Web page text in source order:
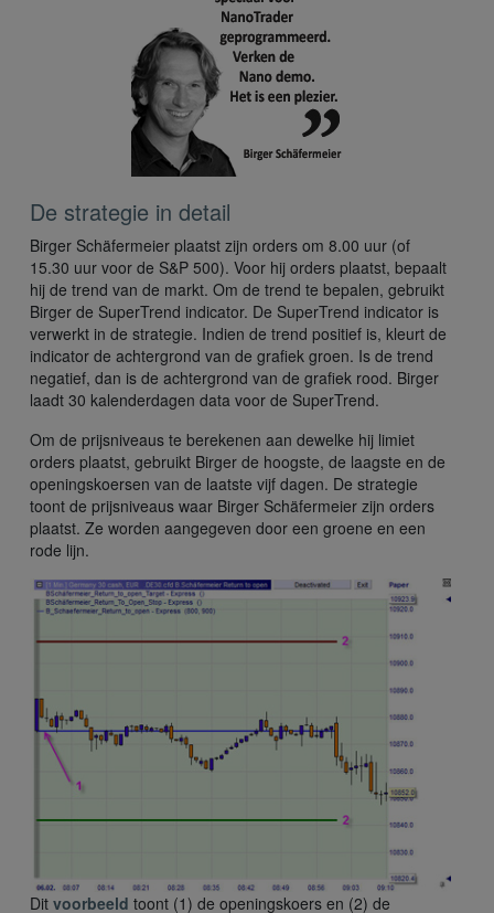
De strategie in detail
Birger Schäfermeier plaatst zijn orders om 8.00 uur (of
15.30 uur voor de S&P 500). Voor hij orders plaatst, bepaalt
hij de trend van de markt. Om de trend te bepalen, gebruikt
Birger de SuperTrend indicator. De SuperTrend indicator is
verwerkt in de strategie. Indien de trend positief is, kleurt de
indicator de achtergrond van de grafiek groen. Is de trend
negatief, dan is de achtergrond van de grafiek rood. Birger
laadt 30 kalenderdagen data voor de SuperTrend.
Om de prijsniveaus te berekenen aan dewelke hij limiet
orders plaatst, gebruikt Birger de hoogste, de laagste en de
openingskoersen van de laatste vijf dagen. De strategie
toont de prijsniveaus waar Birger Schäfermeier zijn orders
plaatst. Ze worden aangegeven door een groene en een
rode lijn.
Dit voorbeeld toont (1) de openingskoers en (2) de